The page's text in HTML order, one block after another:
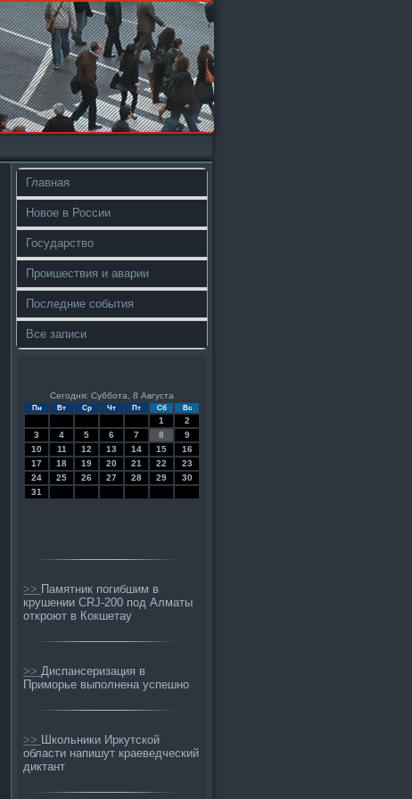
Главная
Новое в России
Государство
Проишествия и аварии
Последние события
Все записи
Сегодня: Суббота, 8 Августа
Пн Вт Ср Чт Пт Сб Вс
1
2
3
4 5 6 7 8
9
10
11 12 13 14 15
16
17
18 19 20 21 22
23
24
25 26 27 28 29
30
31
>> Памятник погибшим в
крушении CRJ-200 под Алматы
откроют в Кокшетау
>> Диспансеризация в
Приморье выполнена успешно
>> Школьники Иркутской
области напишут краеведческий
диктант